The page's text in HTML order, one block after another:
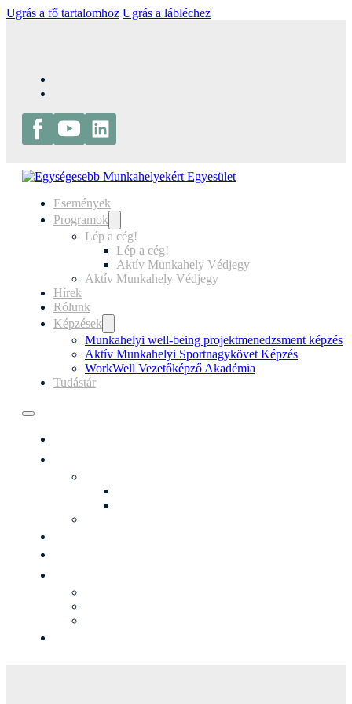
Ugrás a fő tartalomhoz Ugrás a lábléchez
Események
Programok
Lép a cég!
Lép a cég!
Aktív Munkahely Védjegy
Aktív Munkahely Védjegy
Hírek
Rólunk
Képzések
Munkahelyi well-being projektmenedzsment képzés
Aktív Munkahelyi Sportnagykövet Képzés
WorkWell Vezetőképző Akadémia
Tudástár